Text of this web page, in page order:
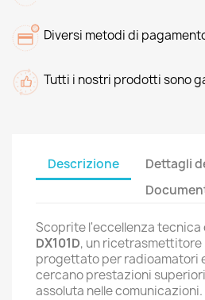
Diversi metodi di
Tutti i nostri prodotti sono
Descrizione
Dettagli
Scoprite l'eccellenza tecnica
DX101D, un ricetrasmettitore
progettato per radioamatori
cercano prestazioni
assoluta nelle comunicazioni.